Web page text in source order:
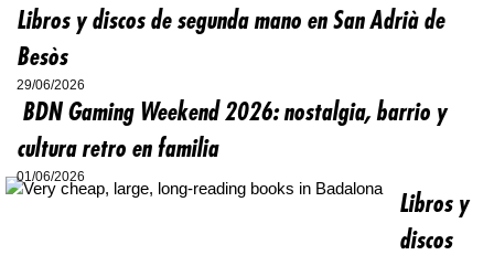
Libros y discos de segunda mano en San Adrià de
Besòs
29/06/2026
BDN Gaming Weekend 2026: nostalgia, barrio y
cultura retro en familia
01/06/2026
Libros y
discos